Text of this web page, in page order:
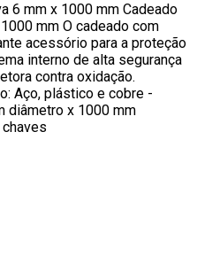
6 mm x 1000 mm Cadeado
mm O cadeado com
acessório para a proteção
interno de alta segurança
contra oxidação.
Aço, plástico e cobre -
diâmetro x 1000 mm